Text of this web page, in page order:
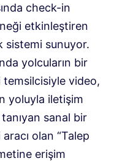
check-in
etkinleştiren
sistemi sunuyor.
yolcuların bir
video,
yoluyla iletişim
sanal bir
olan “Talep
erişim